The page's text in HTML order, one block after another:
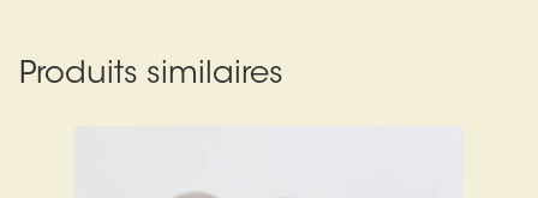
Produits similaires